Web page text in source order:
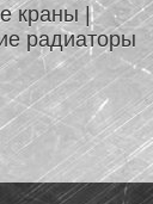
краны |
радиаторы